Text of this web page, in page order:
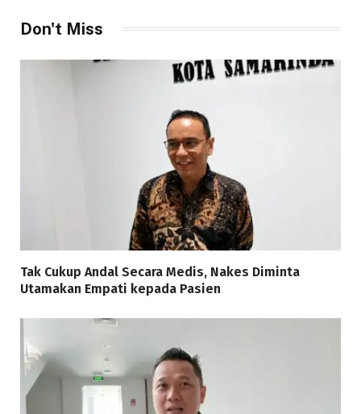
Don't Miss
Tak Cukup Andal Secara Medis, Nakes Diminta
Utamakan Empati kepada Pasien